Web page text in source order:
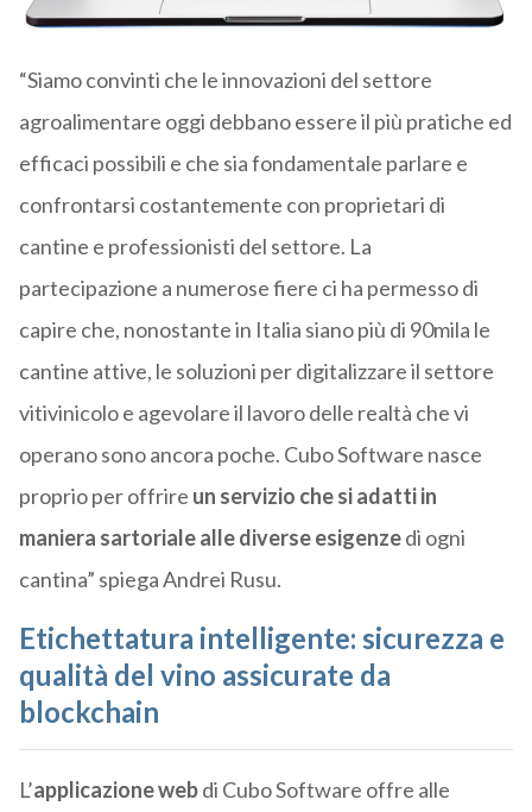
“Siamo convinti che le innovazioni del settore
agroalimentare oggi debbano essere il più pratiche ed
efficaci possibili e che sia fondamentale parlare e
confrontarsi costantemente con proprietari di
cantine e professionisti del settore. La
partecipazione a numerose fiere ci ha permesso di
capire che, nonostante in Italia siano più di 90mila le
cantine attive, le soluzioni per digitalizzare il settore
vitivinicolo e agevolare il lavoro delle realtà che vi
operano sono ancora poche. Cubo Software nasce
proprio per offrire un servizio che si adatti in
maniera sartoriale alle diverse esigenzedi ogni
cantina” spiega Andrei Rusu.
Etichettatura intelligente: sicurezza e
qualità del vino assicurate da
blockchain
L’applicazione webdi Cubo Software offre alle